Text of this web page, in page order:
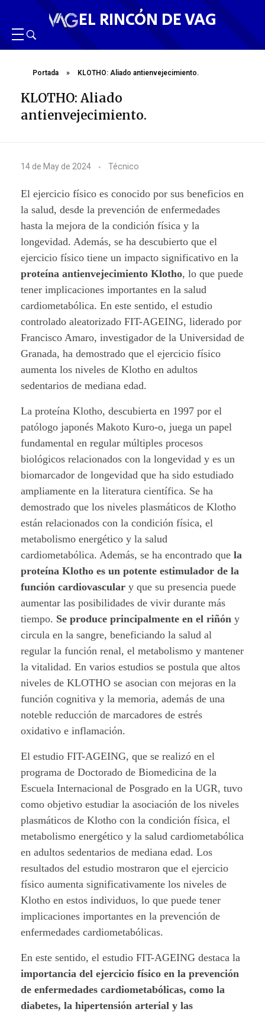
EL RINCÓN DE VAG
Portada » KLOTHO: Aliado antienvejecimiento.
KLOTHO: Aliado
antienvejecimiento.
K
L
O
T
H
O
:
A
l
i
a
d
o
a
n
t
i
e
n
v
e
j
e
c
i
m
i
e
n
t
o
.
14 de May de 2024 Técnico
El ejercicio físico es conocido por sus beneficios en
la salud, desde la prevención de enfermedades
hasta la mejora de la condición física y la
longevidad. Además, se ha descubierto que el
ejercicio físico tiene un impacto significativo en la
proteína antienvejecimiento Klotho, lo que puede
tener implicaciones importantes en la salud
cardiometabólica. En este sentido, el estudio
controlado aleatorizado FIT-AGEING, liderado por
Francisco Amaro, investigador de la Universidad de
Granada, ha demostrado que el ejercicio físico
aumenta los niveles de Klotho en adultos
sedentarios de mediana edad.
La proteína Klotho, descubierta en 1997 por el
patólogo japonés Makoto Kuro-o, juega un papel
fundamental en regular múltiples procesos
biológicos relacionados con la longevidad y es un
biomarcador de longevidad que ha sido estudiado
ampliamente en la literatura científica. Se ha
demostrado que los niveles plasmáticos de Klotho
están relacionados con la condición física, el
metabolismo energético y la salud
cardiometabólica. Además, se ha encontrado que la
proteína Klotho es un potente estimulador de la
función cardiovascular y que su presencia puede
aumentar las posibilidades de vivir durante más
tiempo. Se produce principalmente en el riñón y
circula en la sangre, beneficiando la salud al
regular la función renal, el metabolismo y mantener
la vitalidad. En varios estudios se postula que altos
niveles de KLOTHO se asocian con mejoras en la
función cognitiva y la memoria, además de una
noteble reducción de marcadores de estrés
oxidativo e inflamación.
El estudio FIT-AGEING, que se realizó en el
programa de Doctorado de Biomedicina de la
Escuela Internacional de Posgrado en la UGR, tuvo
como objetivo estudiar la asociación de los niveles
plasmáticos de Klotho con la condición física, el
metabolismo energético y la salud cardiometabólica
en adultos sedentarios de mediana edad. Los
resultados del estudio mostraron que el ejercicio
físico aumenta significativamente los niveles de
Klotho en estos individuos, lo que puede tener
implicaciones importantes en la prevención de
enfermedades cardiometabólicas.
En este sentido, el estudio FIT-AGEING destaca la
importancia del ejercicio físico en la prevención
de enfermedades cardiometabólicas, como la
diabetes, la hipertensión arterial y las